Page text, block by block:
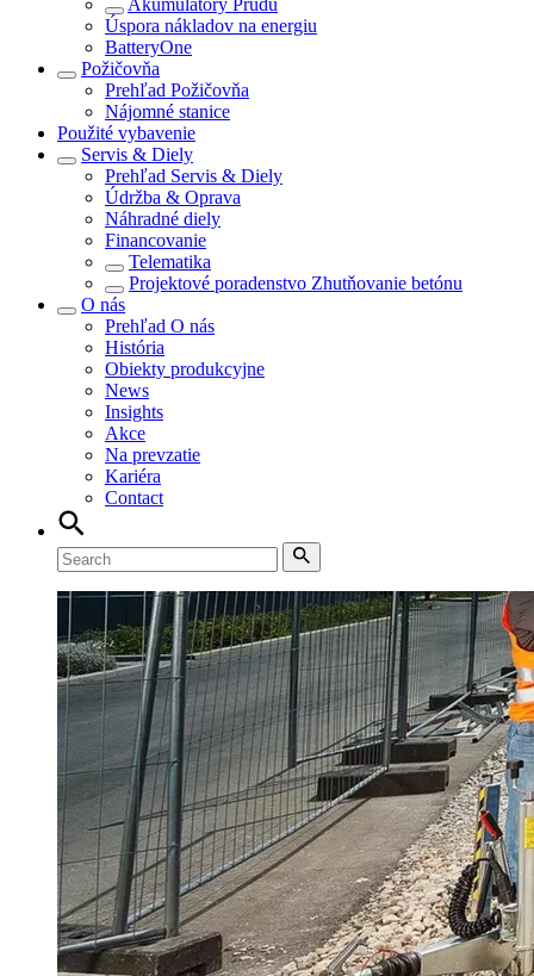
Akumulátory Prúdu
Úspora nákladov na energiu
BatteryOne
Požičovňa
Prehľad Požičovňa
Nájomné stanice
Použité vybavenie
Servis & Diely
Prehľad Servis & Diely
Údržba & Oprava
Náhradné diely
Financovanie
Telematika
Projektové poradenstvo Zhutňovanie betónu
O nás
Prehľad O nás
História
Obiekty produkcyjne
News
Insights
Akce
Na prevzatie
Kariéra
Contact